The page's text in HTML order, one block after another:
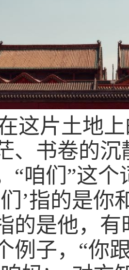
这片土地
、书卷的
“咱们”这
’指的是
的是他，
例子，“你